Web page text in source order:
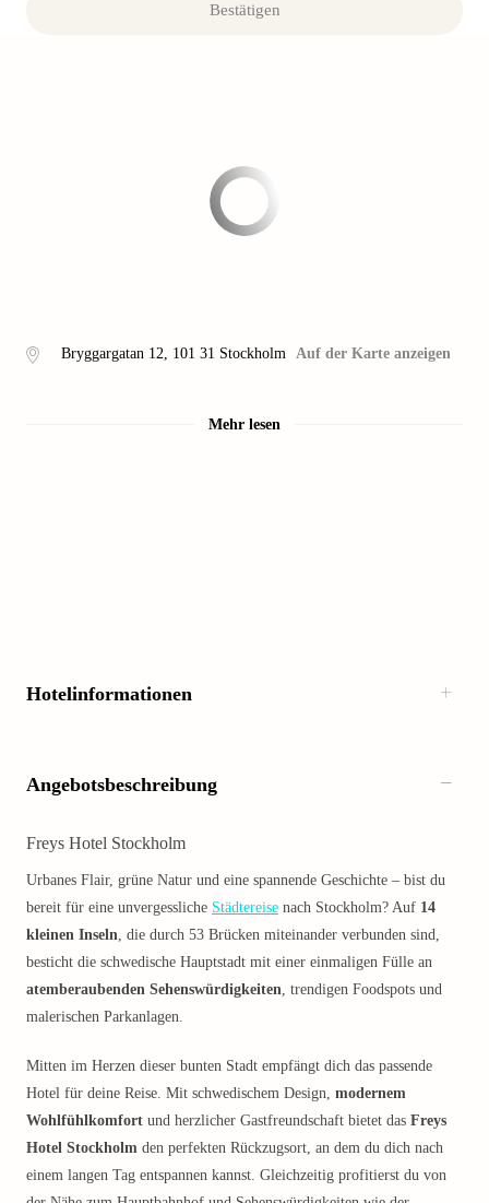
Bestätigen
Bryggargatan 12, 101 31 Stockholm Auf der Karte anzeigen
Mehr lesen
Hotelinformationen
Angebotsbeschreibung
Freys Hotel Stockholm
Urbanes Flair, grüne Natur und eine spannende Geschichte – bist du
bereit für eine unvergessliche Städtereise nach Stockholm? Auf 14
kleinen Inseln, die durch 53 Brücken miteinander verbunden sind,
besticht die schwedische Hauptstadt mit einer einmaligen Fülle an
atemberaubenden Sehenswürdigkeiten, trendigen Foodspots und
malerischen Parkanlagen.
Mitten im Herzen dieser bunten Stadt empfängt dich das passende
Hotel für deine Reise. Mit schwedischem Design, modernem
Wohlfühlkomfort und herzlicher Gastfreundschaft bietet das Freys
Hotel Stockholm den perfekten Rückzugsort, an dem du dich nach
einem langen Tag entspannen kannst. Gleichzeitig profitierst du von